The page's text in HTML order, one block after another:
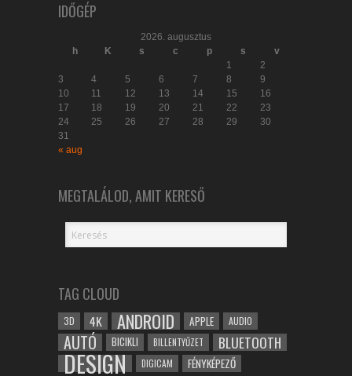
IDŐGÉP
2026. augusztus
h
K s c p s
v
1
2
3
4 5 6 7 8
9
10
11 12 13 14 15
16
17
18 19 20 21 22
23
24
25 26 27 28 29
30
31
« aug
MEGTALÁLOD, AMIT KERESŐ
TAG CLOUD
3D 4K ANDROID APPLE AUDIO
AUTÓ BICIKLI BILLENTYŰZET BLUETOOTH
DESIGN DIGICAM FÉNYKÉPEZŐ